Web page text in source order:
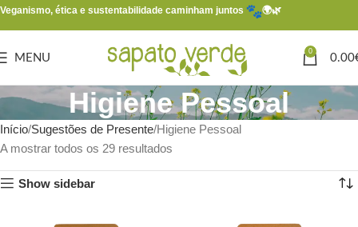
Veganismo, ética e sustentabilidade caminham juntos 🌍🌿
MENU
0
0.00
Higiene Pessoal
Início Sugestões de Presente Higiene Pessoal
A mostrar todos os 29 resultados
Show sidebar